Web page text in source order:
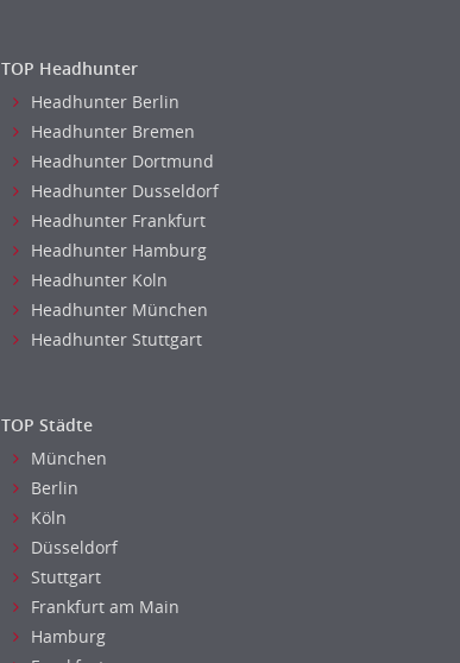
TOP Headhunter
Headhunter Berlin
Headhunter Bremen
Headhunter Dortmund
Headhunter Dusseldorf
Headhunter Frankfurt
Headhunter Hamburg
Headhunter Koln
Headhunter München
Headhunter Stuttgart
TOP Städte
München
Berlin
Köln
Düsseldorf
Stuttgart
Frankfurt am Main
Hamburg